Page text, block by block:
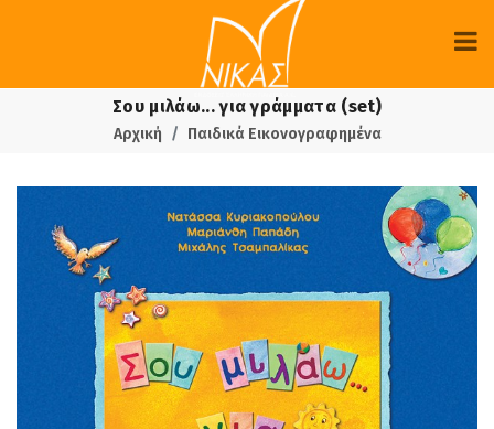
Σου μιλάω... για γράμματα (set)
Αρχική Παιδικά Εικονογραφημένα